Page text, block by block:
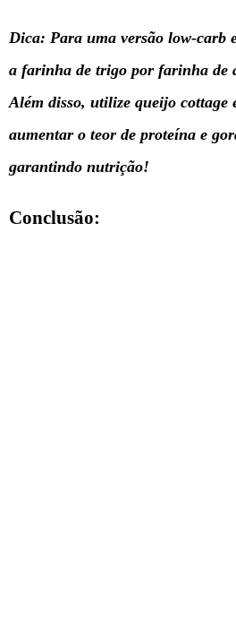
Dica: Para uma versão low-carb
a farinha de trigo por farinha de
Além disso, utilize queijo cottage
aumentar o teor de proteína e
garantindo nutrição!
Conclusão: